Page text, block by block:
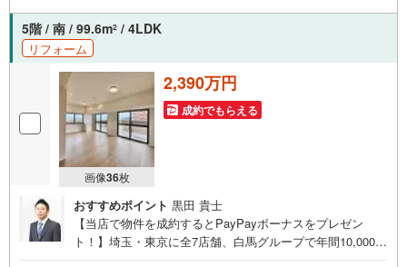
わせください。
5階 / 南 / 99.6m2 / 4LDK
リフォーム
画像36枚
2,390万円
成約でもらえる
おすすめポイント 黒田 貴士
【当店で物件を成約するとPayPayボーナスをプレゼン
ト！】埼玉・東京に全7店舗、白馬グループで年間10,000人